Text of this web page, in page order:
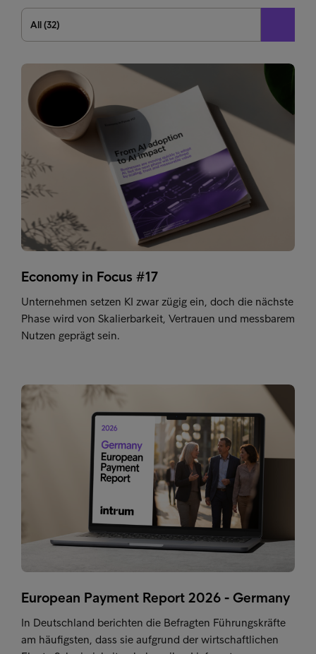
All (32)
Economy in Focus #17
Unternehmen setzen KI zwar zügig ein, doch die nächste
Phase wird von Skalierbarkeit, Vertrauen und messbarem
Nutzen geprägt sein.
European Payment Report 2026 - Germany
In Deutschland berichten die Befragten Führungskräfte
am häufigsten, dass sie aufgrund der wirtschaftlichen